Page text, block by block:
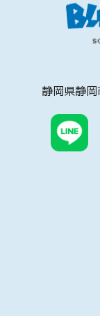
静岡県静